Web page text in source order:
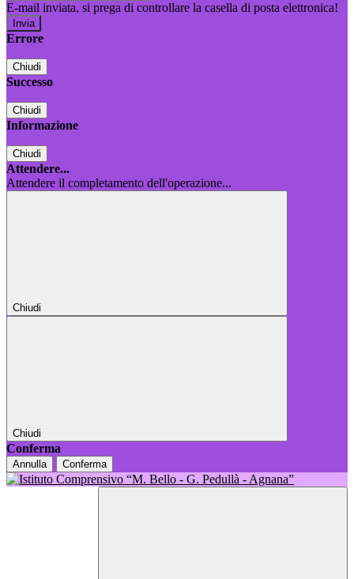
E-mail inviata, si prega di controllare la casella di posta elettronica!
Errore
Chiudi
Successo
Chiudi
Informazione
Chiudi
Attendere...
Attendere il completamento dell'operazione...
Chiudi
Chiudi
Conferma
Annulla Conferma